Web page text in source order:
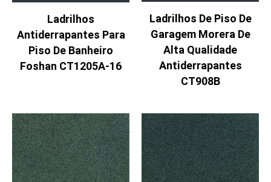
Ladrilhos
Antiderrapantes Para
Piso De Banheiro
Foshan CT1205A-16
Ladrilhos De Piso De
Garagem Morera De
Alta Qualidade
Antiderrapantes
CT908B